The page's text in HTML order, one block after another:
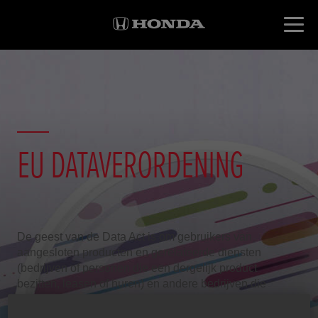
EU DATAVERORDENING
De geest van de Data Act is om gebruikers van
aangesloten producten en gerelateerde diensten
(bedrijven of personen die een dergelijk product
bezitten, leasen of huren) en andere bedrijven die